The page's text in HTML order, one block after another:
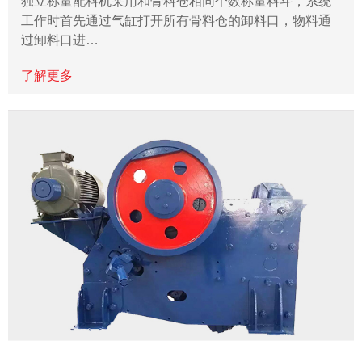
工作时首先通过气缸打开所有骨料仓的卸料口，物料通
过卸料口进…
了解更多